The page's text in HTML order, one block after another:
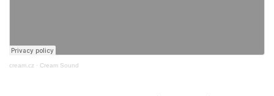
cream.cz · Cream Sound